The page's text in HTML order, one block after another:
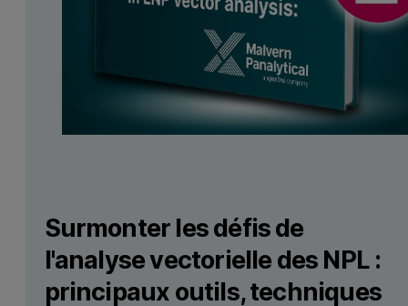
Surmonter les défis de
l'analyse vectorielle des NPL :
principaux outils, techniques